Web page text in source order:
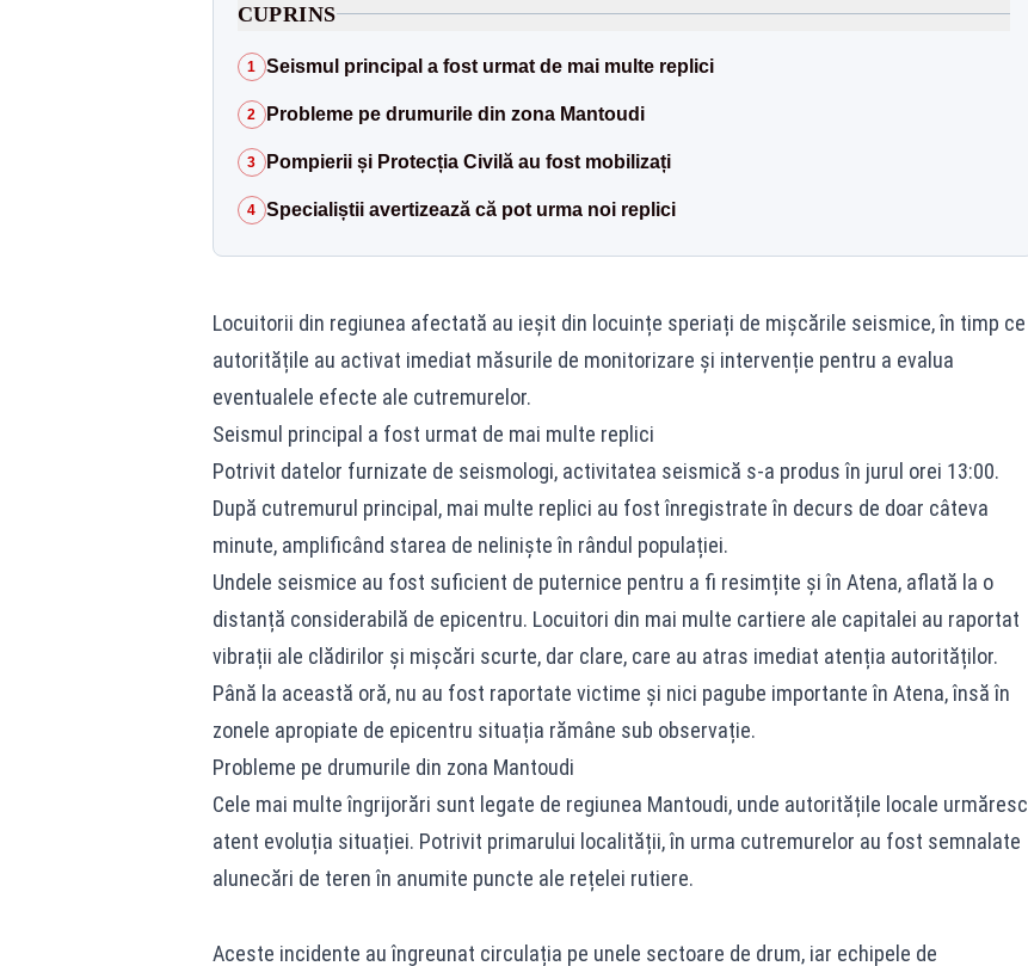
CUPRINS
1 Seismul principal a fost urmat de mai multe replici
2 Probleme pe drumurile din zona Mantoudi
3 Pompierii și Protecția Civilă au fost mobilizați
4 Specialiștii avertizează că pot urma noi replici
Locuitorii din regiunea afectată au ieșit din locuințe speriați de mișcările seismice, în timp ce
autoritățile au activat imediat măsurile de monitorizare și intervenție pentru a evalua
eventualele efecte ale cutremurelor.
Seismul principal a fost urmat de mai multe replici
Potrivit datelor furnizate de seismologi, activitatea seismică s-a produs în jurul orei 13:00.
După cutremurul principal, mai multe replici au fost înregistrate în decurs de doar câteva
minute, amplificând starea de neliniște în rândul populației.
Undele seismice au fost suficient de puternice pentru a fi resimțite și în Atena, aflată la o
distanță considerabilă de epicentru. Locuitori din mai multe cartiere ale capitalei au raportat
vibrații ale clădirilor și mișcări scurte, dar clare, care au atras imediat atenția autorităților.
Până la această oră, nu au fost raportate victime și nici pagube importante în Atena, însă în
zonele apropiate de epicentru situația rămâne sub observație.
Probleme pe drumurile din zona Mantoudi
Cele mai multe îngrijorări sunt legate de regiunea Mantoudi, unde autoritățile locale urmăresc
atent evoluția situației. Potrivit primarului localității, în urma cutremurelor au fost semnalate
alunecări de teren în anumite puncte ale rețelei rutiere.
Aceste incidente au îngreunat circulația pe unele sectoare de drum, iar echipele de